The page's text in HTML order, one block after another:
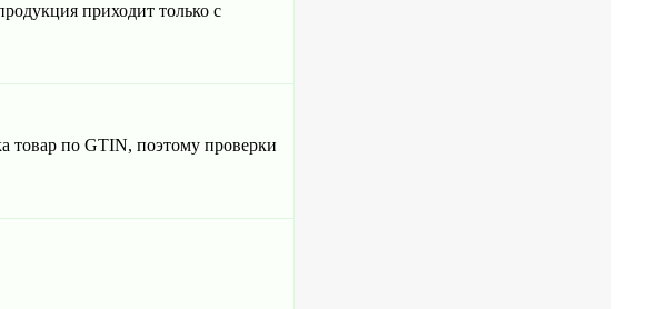
приходит только с
товар по GTIN, поэтому проверки